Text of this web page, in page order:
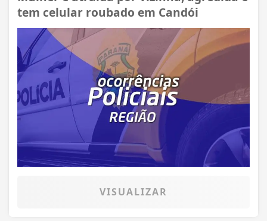
tem celular roubado em Candói
VISUALIZAR